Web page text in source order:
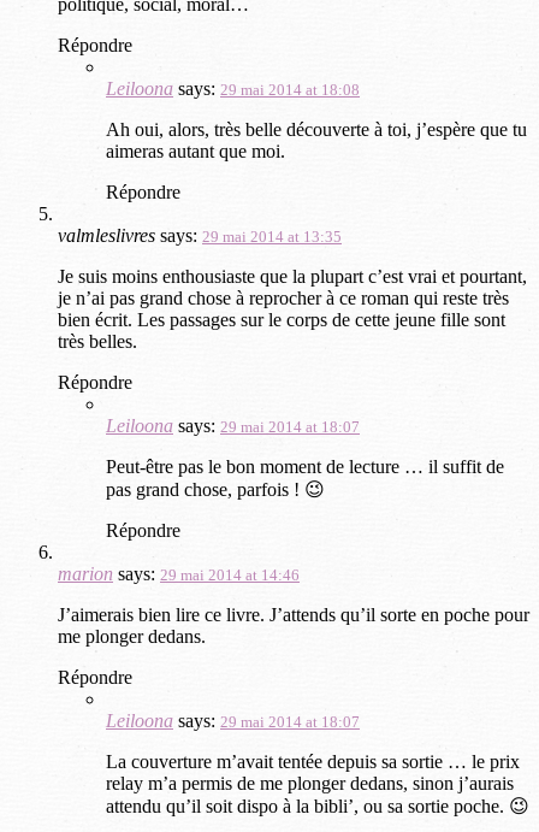
Répondre
Leiloona says: 29 mai 2014 at 18:08
Ah oui, alors, très belle découverte à toi, j’espère que tu
aimeras autant que moi.
Répondre
valmleslivres says: 29 mai 2014 at 13:35
Je suis moins enthousiaste que la plupart c’est vrai et pourtant,
je n’ai pas grand chose à reprocher à ce roman qui reste très
bien écrit. Les passages sur le corps de cette jeune fille sont
très belles.
Répondre
Leiloona says: 29 mai 2014 at 18:07
Peut-être pas le bon moment de lecture … il suffit de
pas grand chose, parfois ! 😉
Répondre
marion says: 29 mai 2014 at 14:46
J’aimerais bien lire ce livre. J’attends qu’il sorte en poche pour
me plonger dedans.
Répondre
Leiloona says: 29 mai 2014 at 18:07
La couverture m’avait tentée depuis sa sortie … le prix
relay m’a permis de me plonger dedans, sinon j’aurais
attendu qu’il soit dispo à la bibli’, ou sa sortie poche. 😉